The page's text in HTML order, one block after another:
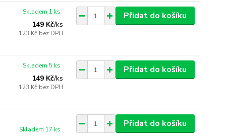
149 Kč/ks
123 Kč bez DPH
Skladem 1 ks Přidat do košíku
149 Kč/ks
123 Kč bez DPH
Skladem 5 ks Přidat do košíku
Skladem 17 ks
Přidat do košíku